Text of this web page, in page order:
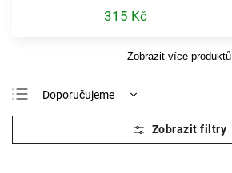
315 Kč
Zobrazit více produktů
Doporučujeme
Nejlevnější
Nejdražší